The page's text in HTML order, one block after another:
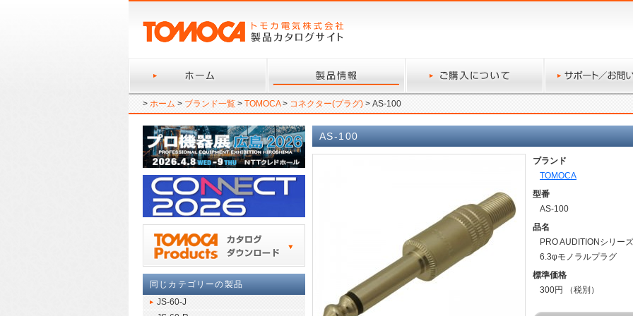
> ホーム > ブランド一覧 > TOMOCA> コネクター(プラグ) > AS-100
AS-100
ブランド
TOMOCA
型番
AS-100
品名
PRO AUDITIONシリーズ
6.3φモノラルプラグ
標準価格
300円 （税別）
同じカテゴリーの製品
JS-60-J